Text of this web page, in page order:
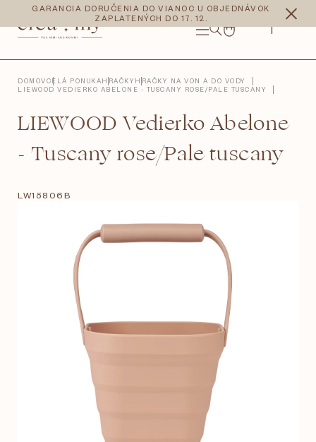
obsah
GARANCIA DORUČENIA DO VIANOC U OBJEDNÁVOK
ZAPLATENÝCH DO 17. 12.
NÁKUPNÝ
CZK EUR
DOMOVCELÁ PONUKAHRAČKY HRAČKY NA VON A DO VODY
LIEWOOD VEDIERKO ABELONE - TUSCANY ROSE/PALE TUSCANY
LIEWOOD Vedierko Abelone
- Tuscany rose/Pale tuscany
LW15806B